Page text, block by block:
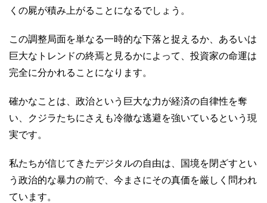
くの屍が積み上がることになるでしょう。
この調整局面を単なる一時的な下落と捉えるか、あるいは
巨大なトレンドの終焉と見るかによって、投資家の命運は
完全に分かれることになります。
確かなことは、政治という巨大な力が経済の自律性を奪
い、クジラたちにさえも冷徹な逃避を強いているという現
実です。
私たちが信じてきたデジタルの自由は、国境を閉ざすとい
う政治的な暴力の前で、今まさにその真価を厳しく問われ
ています。